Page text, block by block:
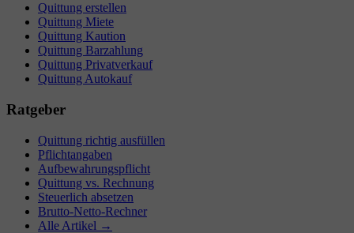
Quittung erstellen
Quittung Miete
Quittung Kaution
Quittung Barzahlung
Quittung Privatverkauf
Quittung Autokauf
Ratgeber
Quittung richtig ausfüllen
Pflichtangaben
Aufbewahrungspflicht
Quittung vs. Rechnung
Steuerlich absetzen
Brutto-Netto-Rechner
Alle Artikel →